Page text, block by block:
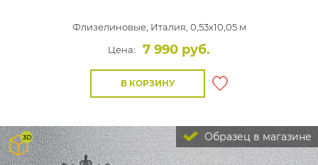
Флизелиновые, Италия, 0,53x10,05 м
Цена:
7 990 руб.
В КОРЗИНУ
Образец в магазине